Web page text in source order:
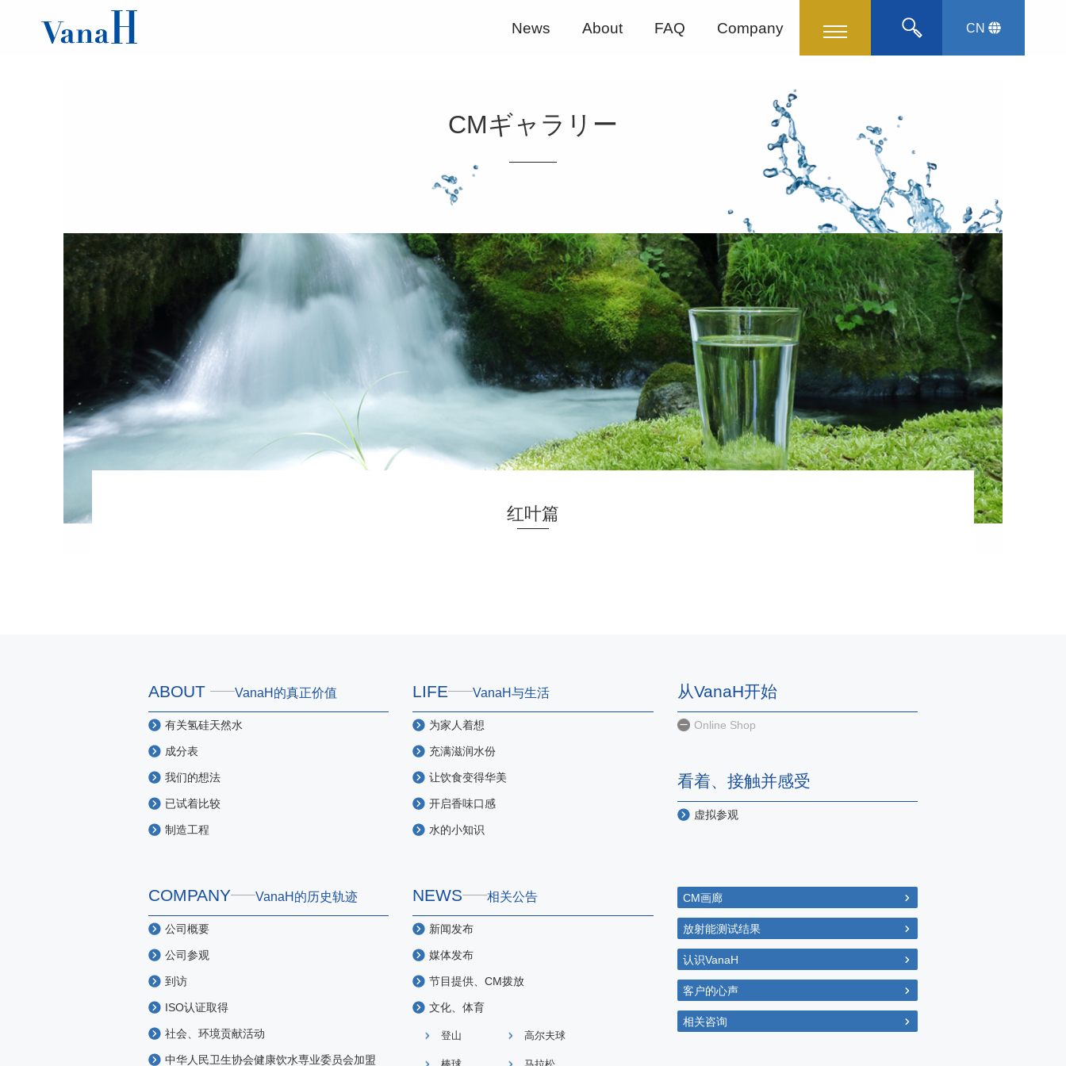
News About FAQ Company CN
CMギャラリー
红叶篇
ABOUT VanaH的真正价值
有关氢硅天然水
成分表
我们的想法
已试着比较
制造工程
LIFE VanaH与生活
为家人着想
充满滋润水份
让饮食变得华美
开启香味口感
水的小知识
从VanaH开始
Online Shop
看着、接触并感受
虚拟参观
COMPANY VanaH的历史轨迹
公司概要
公司参观
到访
ISO认证取得
社会、环境贡献活动
中华人民卫生协会健康饮水専业委员会加盟
NEWS 相关公告
新闻发布
媒体发布
节目提供、CM拨放
文化、体育
登山 高尔夫球
CM画廊
放射能测试结果
认识VanaH
客户的心声
相关咨询